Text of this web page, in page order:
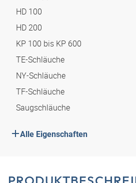
HD 100
HD 200
KP 100 bis KP 600
TE-Schläuche
NY-Schläuche
TF-Schläuche
Saugschläuche
Alle Eigenschaften